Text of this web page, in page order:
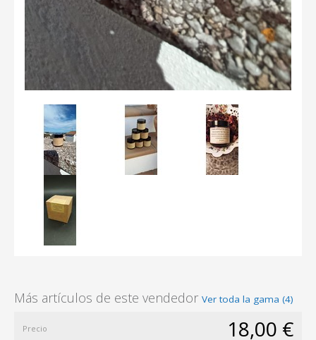
Más artículos de este vendedor Ver toda la gama (4)
Precio 18,00 €